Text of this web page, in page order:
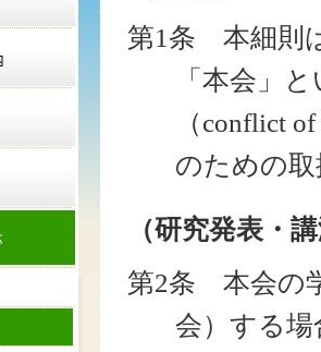
第1条 本細則
「本会」
（conflict
のための
（研究発表・
第2条 本会の
会）する場